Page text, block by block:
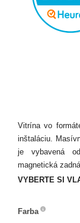
Vitrína vo
inštaláciu.
je vybavená
magnetická
VYBERTE SI
Farba